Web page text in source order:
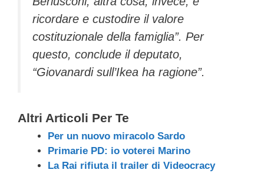
ricordare e custodire il valore
costituzionale della famiglia”. Per
questo, conclude il deputato,
“Giovanardi sull’Ikea ha ragione”.
Altri Articoli Per Te
Per un nuovo miracolo Sardo
Primarie PD: io voterei Marino
La Rai rifiuta il trailer di Videocracy